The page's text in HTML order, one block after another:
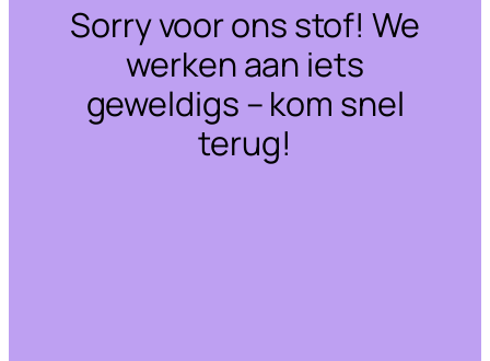
Sorry voor ons stof! We
werken aan iets
geweldigs – kom snel
terug!